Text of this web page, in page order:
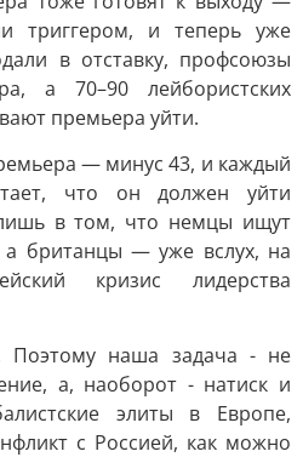
триггером, и теперь уже
в отставку, профсоюзы
а 70–90 лейбористских
премьера уйти.
— минус 43, и каждый
что он должен уйти
в том, что немцы ищут
а британцы — уже вслух, на
кризис лидерства
Поэтому наша задача - не
а, наоборот - натиск и
элиты в Европе,
с Россией, как можно